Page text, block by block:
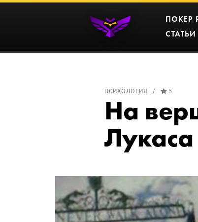
ПОКЕР
СТАТЬИ
ПСИХОЛОГИЯ 5
На